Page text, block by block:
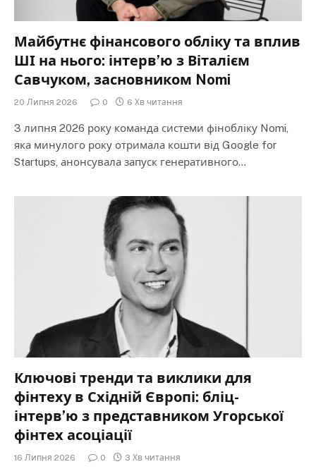
Майбутнє фінансового обліку та вплив
ШІ на нього: інтерв’ю з Віталієм
Савчуком, засновником Nomi
20 Липня 2026 0 6 Хв читання
3 липня 2026 року команда системи фінобліку Nomi,
яка минулого року отримала кошти від Google for
Startups, анонсувала запуск генеративного…
Ключові тренди та виклики для
фінтеху в Східній Європі: бліц-
інтерв’ю з представником Угорської
фінтех асоціації
16 Липня 2026 0 3 Хв читання